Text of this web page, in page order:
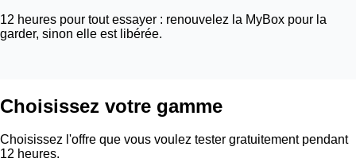
12 heures pour tout essayer : renouvelez la MyBox pour la
garder, sinon elle est libérée.
Choisissez votre gamme
Choisissez l'offre que vous voulez tester gratuitement pendant
12 heures.